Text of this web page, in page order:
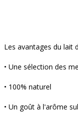
Les avantages du lait
• Une sélection des
• 100% naturel
• Un goût à l'arôme